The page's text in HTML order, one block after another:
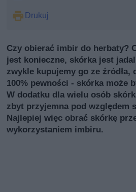
Drukuj
Czy obierać imbir do herbaty?
jest konieczne, skórka jest
zwykle kupujemy go ze źródła,
100% pewności - skórka może
W dodatku dla wielu osób
zbyt przyjemna pod względem
Najlepiej więc obrać skórkę
wykorzystaniem imbiru.